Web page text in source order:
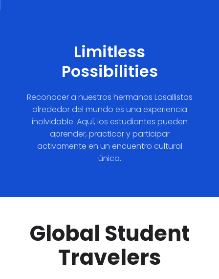
Limitless
Possibilities
Reconocer a nuestros hermanos Lasallistas
alrededor del mundo es una experiencia
inolvidable. Aquí, los estudiantes pueden
aprender, practicar y participar
activamente en un encuentro cultural
único.
Global Student
Travelers